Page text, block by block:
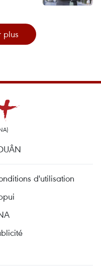
plus
d'utilisation